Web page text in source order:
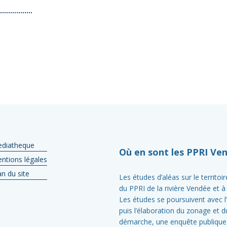
légales
du site
Où en sont les PPRI
Les études d’aléas sur le
du PPRI de la rivière Vendée et
Les études se poursuivent avec
puis l’élaboration du zonage et
démarche, une enquête